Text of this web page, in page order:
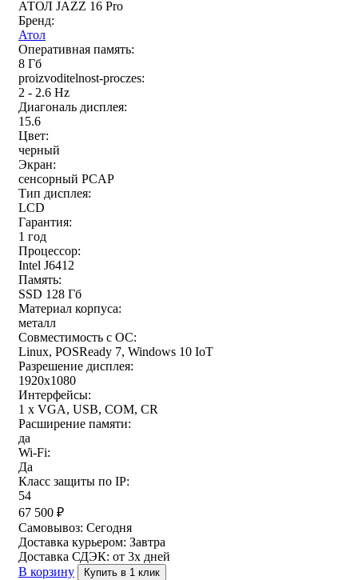
АТОЛ JAZZ 16 Pro
Бренд:
Атол
Оперативная память:
8 Гб
proizvoditelnost-proczes:
2 - 2.6 Hz
Диагональ дисплея:
15.6
Цвет:
черный
Экран:
сенсорный PCAP
Тип дисплея:
LCD
Гарантия:
1 год
Процессор:
Intel J6412
Память:
SSD 128 Гб
Материал корпуса:
металл
Совместимость с ОС:
Linux, POSReady 7, Windows 10 IoT
Разрешение дисплея:
1920x1080
Интерфейсы:
1 x VGA, USB, COM, CR
Расширение памяти:
да
Wi-Fi:
Да
Класс защиты по IP:
54
67 500 ₽
Самовывоз: Сегодня
Доставка курьером: Завтра
Доставка СДЭК: от 3х дней
В корзину
Купить в 1 клик